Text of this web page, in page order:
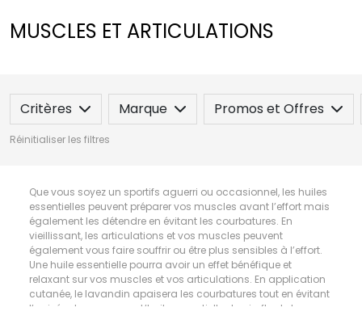
MUSCLES ET ARTICULATIONS
Critères Marque Promos et Offres
Réinitialiser les filtres
Que vous soyez un sportifs aguerri ou occasionnel, les huiles
essentielles peuvent préparer vos muscles avant l’effort mais
également les détendre en évitant les courbatures. En
vieillissant, les articulations et vos muscles peuvent
également vous faire souffrir ou être plus sensibles à l’effort.
Une huile essentielle pourra avoir un effet bénéfique et
relaxant sur vos muscles et vos articulations. En application
cutanée, le lavandin apaisera les courbatures tout en évitant
l’arrivée des crampes. L’huile essentielle de girofle et de